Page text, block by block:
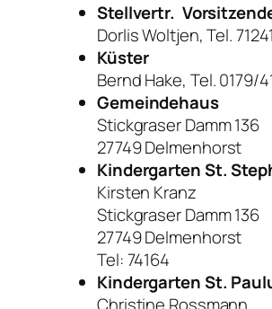
Stellvertr.
Dorlis Woltjen, Tel. 71241
Küster
Bernd Hake, Tel. 0179/
Gemeindehaus
Stickgraser Damm 136
27749 Delmenhorst
KindergartenSt.
Kirsten Kranz
Stickgraser Damm 136
27749 Delmenhorst
Tel: 74164
Kindergarten St.